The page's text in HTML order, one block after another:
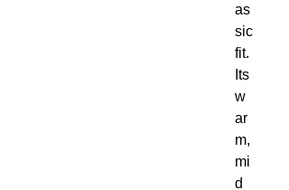
as
sic
fit.
Its
w
ar
m,
mi
d